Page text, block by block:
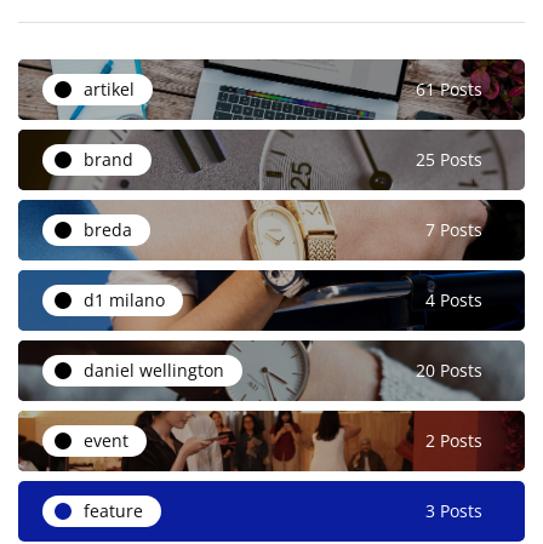
artikel 61 Posts
brand 25 Posts
breda 7 Posts
d1 milano 4 Posts
daniel wellington 20 Posts
event 2 Posts
feature 3 Posts